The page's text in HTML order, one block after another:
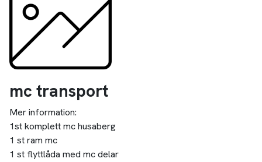
mc transport
Mer information:
1st komplett mc husaberg
1 st ram mc
1 st flyttlåda med mc delar